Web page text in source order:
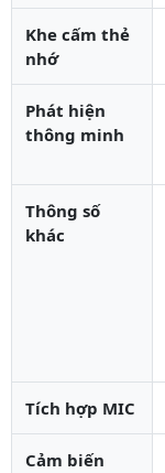
Khe cấm thẻ
nhớ
Phát hiện
thông minh
Thông số
khác
Tích hợp MIC
Cảm biến